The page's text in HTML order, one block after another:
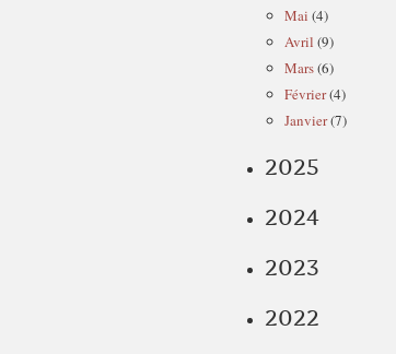
Mai (4)
Avril (9)
Mars(6)
Février(4)
Janvier(7)
2025
2024
2023
2022